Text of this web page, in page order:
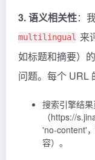
3. 语义相关性：
multilingual
来
如标题和摘要）
问题。每个 URL
搜索引擎结
（https://
'no-content'
容）。